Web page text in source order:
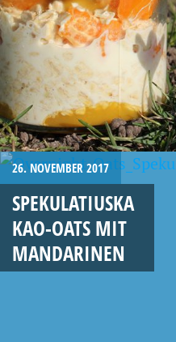
26. NOVEMBER 2017
SPEKULATIUSKA
KAO-OATS MIT
MANDARINEN